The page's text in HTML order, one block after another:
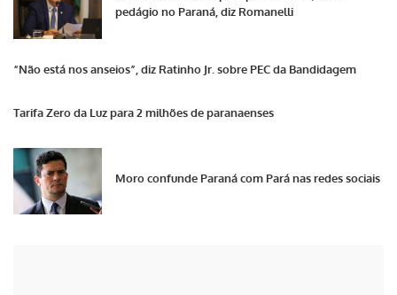
pedágio no Paraná, diz Romanelli
“Não está nos anseios”, diz Ratinho Jr. sobre PEC da Bandidagem
Tarifa Zero da Luz para 2 milhões de paranaenses
Moro confunde Paraná com Pará nas redes sociais